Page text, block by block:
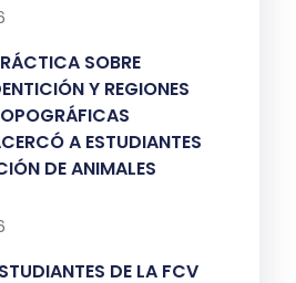
SOBRE
Y REGIONES
A ESTUDIANTES
DE ANIMALES
DE LA FCV